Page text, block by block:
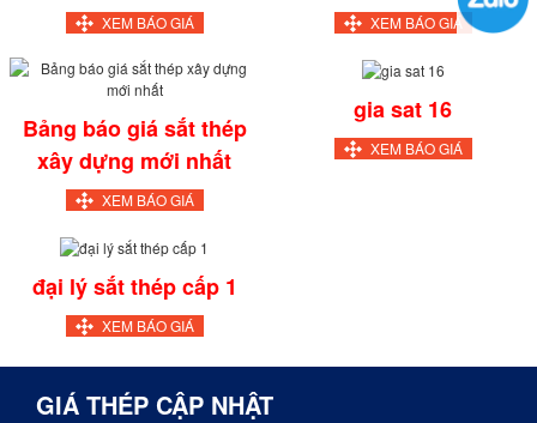
XEM BÁO GIÁ XEM BÁO GIÁ
Bảng báo giá sắt thép
xây dựng mới nhất
XEM BÁO GIÁ
gia sat 16
XEM BÁO GIÁ
đại lý sắt thép cấp 1
XEM BÁO GIÁ
GIÁ THÉP CẬP NHẬT